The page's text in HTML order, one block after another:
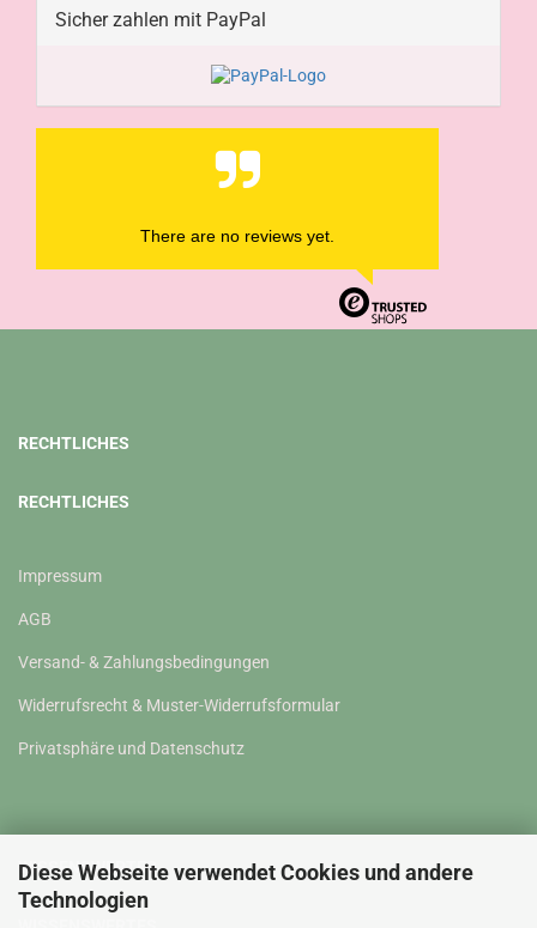
Diese Webseite verwendet Cookies und andere
Technologien
Sicher zahlen mit PayPal
There are no reviews yet.
RECHTLICHES
RECHTLICHES
Impressum
AGB
Versand- & Zahlungsbedingungen
Widerrufsrecht & Muster-Widerrufsformular
Privatsphäre und Datenschutz
WISSENSWERTES